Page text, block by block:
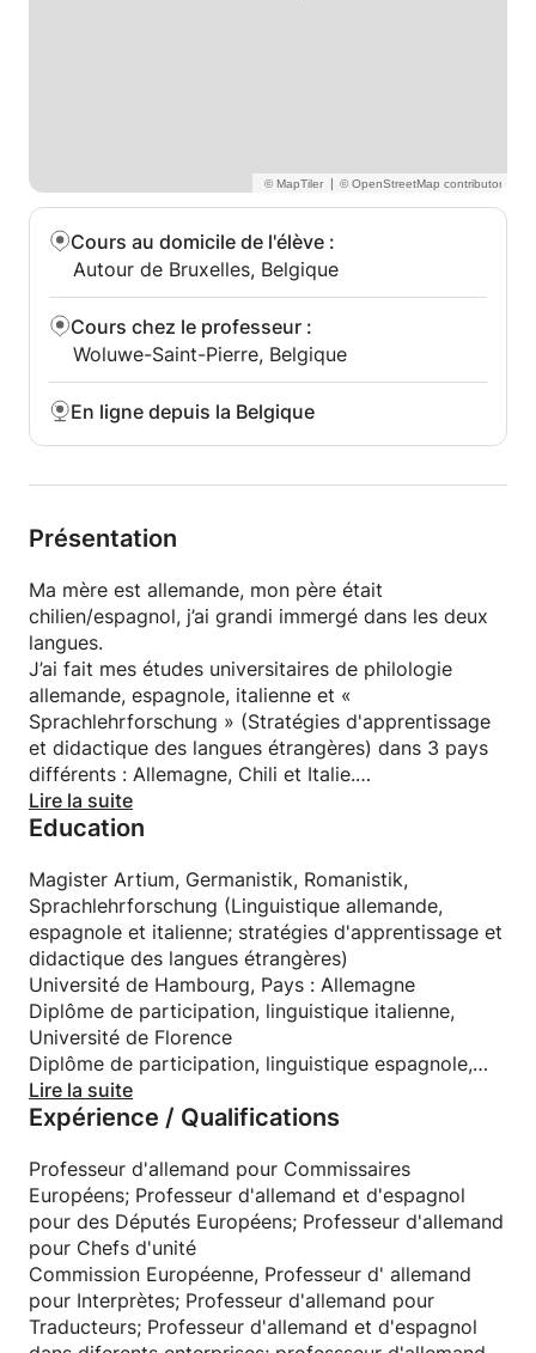
|
Cours au domicile de l'élève :
Autour de Bruxelles, Belgique
Cours chez le professeur :
Woluwe-Saint-Pierre, Belgique
En ligne depuis la Belgique
Présentation
Ma mère est allemande, mon père était
chilien/espagnol, j’ai grandi immergé dans les deux
langues.
J’ai fait mes études universitaires de philologie
allemande, espagnole, italienne et «
Sprachlehrforschung » (Stratégies d'apprentissage
et didactique des langues étrangères) dans 3 pays
différents : Allemagne, Chili et Italie.
J’ai commencé à travailler en 1990 comme
professeur d’allemand et d’espagnol pour adultes à
donné des cours dans différentes entreprises belges
et étrangères pour des niveaux allant de A1 jusqu’à
C2.
Depuis 1993 j’enseigne l’allemand et l’espagnol au
Parlement européen. Je donne des cours privés, en
groupe, à la carte et pour entreprises.
Je parle aussi l’italien, le français et l’anglais et j’ai
des connaissances passives du néerlandais.
Ma mère est allemande, mon père était mi-chilien,
deux langues et les deux cultures.
J'ai étudié la philologie allemande, espagnole et
italienne ainsi que la « Sprachlehrforschung »
(recherche sur l'enseignement des langues) dans
trois pays différents : l'Allemagne, le Chili et l'Italie.
J'ai commencé à enseigner l'allemand et l'espagnol
aux adultes en 1990 à Florence, en Italie. Installée en
Lire la suite
Education
Magister Artium, Germanistik, Romanistik,
Sprachlehrforschung (Linguistique allemande,
espagnole et italienne; stratégies d'apprentissage et
didactique des langues étrangères)
Université de Hambourg, Pays : Allemagne
Diplôme de participation, linguistique italienne,
Université de Florence
Diplôme de participation, linguistique espagnole,
Université catholique du Chili
Cours de perfectionemment pour professeurs
Lire la suite
Expérience / Qualifications
Professeur d'allemand pour Commissaires
Européens; Professeur d'allemand et d'espagnol
pour des Députés Européens; Professeur d'allemand
pour Chefs d'unité
Commission Européenne, Professeur d' allemand
pour Interprètes; Professeur d'allemand pour
Traducteurs; Professeur d'allemand et d'espagnol